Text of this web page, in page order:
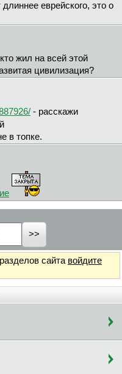
еврейского, это о
жил на всей этой
цивилизация?
- расскажи
в топке.
сайта войдите